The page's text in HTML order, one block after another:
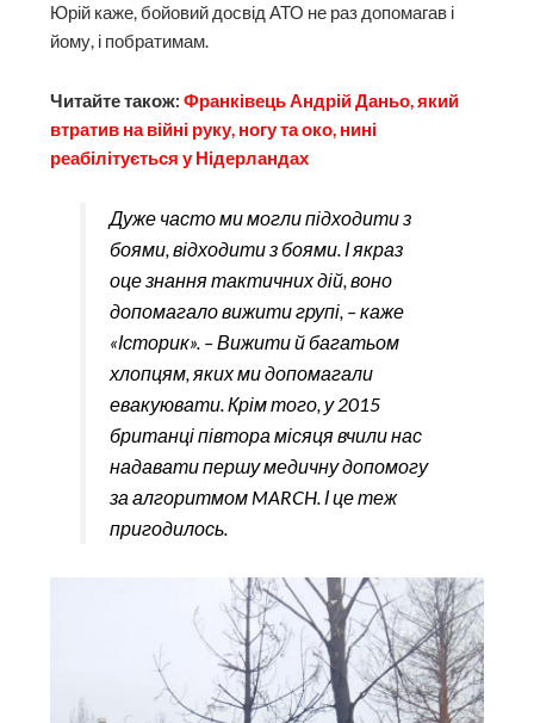
Юрій каже, бойовий досвід АТО не раз допомагав і
йому, і побратимам.
Читайте також:Франківець Андрій Даньо, який
втратив на війні руку, ногу та око, нині
реабілітується у Нідерландах
Дуже часто ми могли підходити з
боями, відходити з боями. І якраз
оце знання тактичних дій, воно
допомагало вижити групі, – каже
«Історик». – Вижити й багатьом
хлопцям, яких ми допомагали
евакуювати. Крім того, у 2015
британці півтора місяця вчили нас
надавати першу медичну допомогу
за алгоритмом MARCH. І це теж
пригодилось.